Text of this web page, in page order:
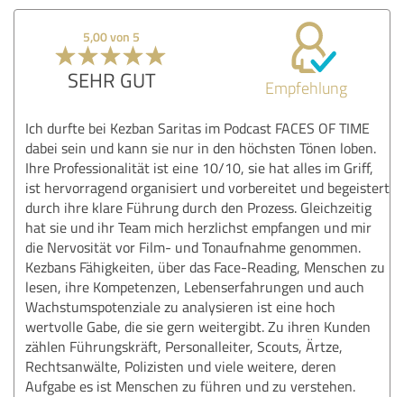
5,00 von 5
SEHR GUT Empfehlung
Ich durfte bei Kezban Saritas im Podcast FACES OF TIME
dabei sein und kann sie nur in den höchsten Tönen loben.
Ihre Professionalität ist eine 10/10, sie hat alles im Griff,
ist hervorragend organisiert und vorbereitet und begeistert
durch ihre klare Führung durch den Prozess. Gleichzeitig
hat sie und ihr Team mich herzlichst empfangen und mir
die Nervosität vor Film- und Tonaufnahme genommen.
Kezbans Fähigkeiten, über das Face-Reading, Menschen zu
lesen, ihre Kompetenzen, Lebenserfahrungen und auch
Wachstumspotenziale zu analysieren ist eine hoch
wertvolle Gabe, die sie gern weitergibt. Zu ihren Kunden
zählen Führungskräft, Personalleiter, Scouts, Ärtze,
Rechtsanwälte, Polizisten und viele weitere, deren
Aufgabe es ist Menschen zu führen und zu verstehen.